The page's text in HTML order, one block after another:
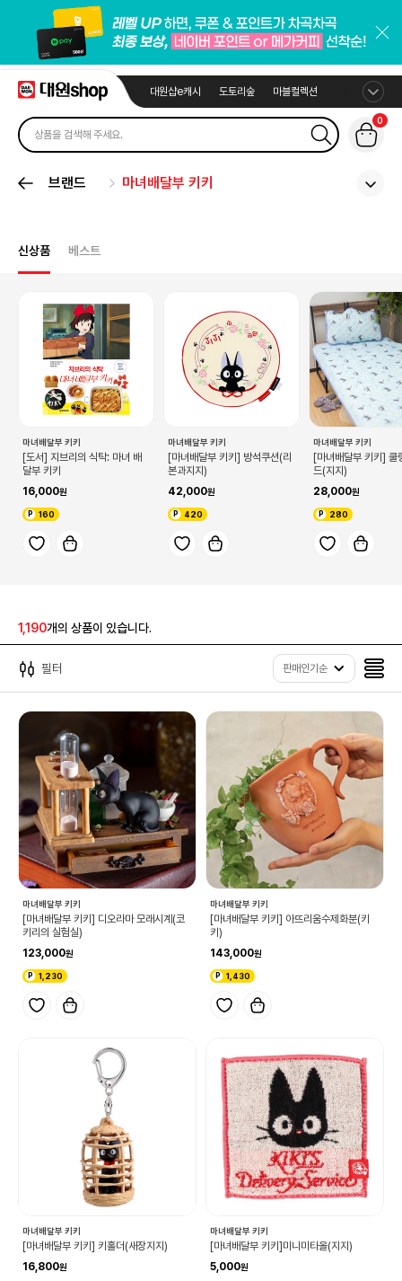
대원샵e캐시 도토리숲 마블컬렉션
0
브랜드 마녀배달부 키키
신상품 베스트
마녀배달부 키키
[도서] 지브리의 식탁: 마녀 배
달부 키키
16,000
160
마녀배달부 키키
[마녀배달부 키키] 방석쿠션(리
본과지지)
42,000
420
마녀배달부 키키
[마녀배달부 키키] 쿨
드(지지)
28,000
280
1,190개의 상품이 있습니다.
필터 판매인기순
마녀배달부 키키
[마녀배달부 키키] 디오라마 모래시계(코
키리의 실험실)
123,000
1,230
마녀배달부 키키
[마녀배달부 키키] 아뜨리움수제화분(키
키)
143,000
1,430
마녀배달부 키키
[마녀배달부 키키] 키홀더(새장지지)
16,800
마녀배달부 키키
[마녀배달부 키키]미니미타올(지지)
5,000